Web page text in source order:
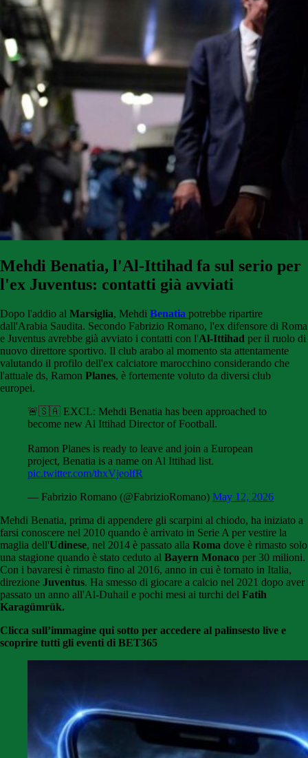
Mehdi Benatia, l'Al-Ittihad fa sul serio per
l'ex Juventus: contatti già avviati
Dopo l'addio al Marsiglia, Mehdi Benatia potrebbe ripartire
dall'Arabia Saudita. Secondo Fabrizio Romano, l'ex difensore di Roma
e Juventus avrebbe già avviato i contatti con l'Al-Ittihad per il ruolo di
nuovo direttore sportivo. Il club arabo al momento sta attentamente
valutando il profilo dell'ex calciatore marocchino considerando che
l'attuale ds, Ramon Planes, è fortemente voluto da diversi club
europei.
🚨🇸🇦 EXCL: Mehdi Benatia has been approached to
become new Al Ittihad Director of Football.
Ramon Planes is ready to leave and join a European
project, Benatia is a name on Al Ittihad list.
pic.twitter.com/thxVjeolfR
— Fabrizio Romano (@FabrizioRomano) May 12, 2026
Mehdi Benatia, prima di appendere gli scarpini al chiodo, ha iniziato a
farsi conoscere nel 2010 quando è arrivato in Serie A per vestire la
maglia dell'Udinese, nel 2014 è passato alla Roma dove è rimasto solo
una stagione quando è stato ceduto al Bayern Monaco per 30 milioni.
Con i bavaresi è rimasto fino al 2016, anno in cui è tornato in Italia,
direzione Juventus. Ha smesso di giocare a calcio nel 2021 dopo aver
passato un anno all'Al-Duhail e pochi mesi ai turchi del Fatih
Karagümrük.
Clicca sull’immagine qui sotto per accedere al palinsesto live e
scoprire tutti gli eventi di BET365